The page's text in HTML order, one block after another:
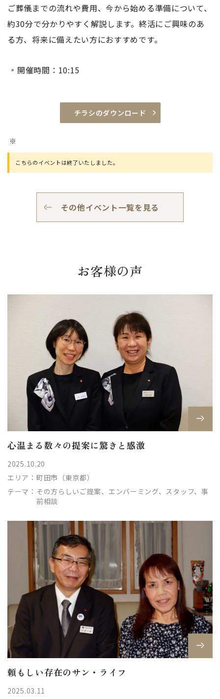
ご葬儀までの流れや費用、今から始める準備について、
約30分で分かりやすく解説します。終活にご興味のあ
る方、将来に備えたい方におすすめです。
開催時間：10:15
チラシのダウンロード
こちらのイベントは終了いたしました。
その他イベント一覧を見る
お客様の声
心温まる数々の提案に驚きと感激
2025.10.20
エリア： 町田市（東京都）
テーマ： その方らしいご提案、エンバーミング、スタッフ、事
前相談
頼もしい存在のサン・ライフ
2025.03.11